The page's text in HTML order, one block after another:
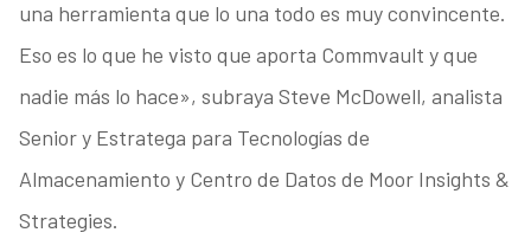
una herramienta que lo una todo es muy convincente.
Eso es lo que he visto que aporta Commvault y que
nadie más lo hace», subraya Steve McDowell, analista
Senior y Estratega para Tecnologías de
Almacenamiento y Centro de Datos de Moor Insights &
Strategies.